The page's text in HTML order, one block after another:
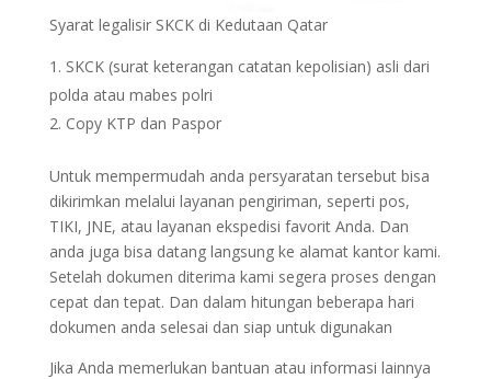
Syarat legalisir SKCK di Kedutaan Qatar
SKCK (surat keterangan catatan kepolisian) asli dari
polda atau mabes polri
Copy KTP dan Paspor
Untuk mempermudah anda persyaratan tersebut bisa
dikirimkan melalui layanan pengiriman, seperti pos,
TIKI, JNE, atau layanan ekspedisi favorit Anda. Dan
anda juga bisa datang langsung ke alamat kantor kami.
Setelah dokumen diterima kami segera proses dengan
cepat dan tepat. Dan dalam hitungan beberapa hari
dokumen anda selesai dan siap untuk digunakan
Jika Anda memerlukan bantuan atau informasi lainnya